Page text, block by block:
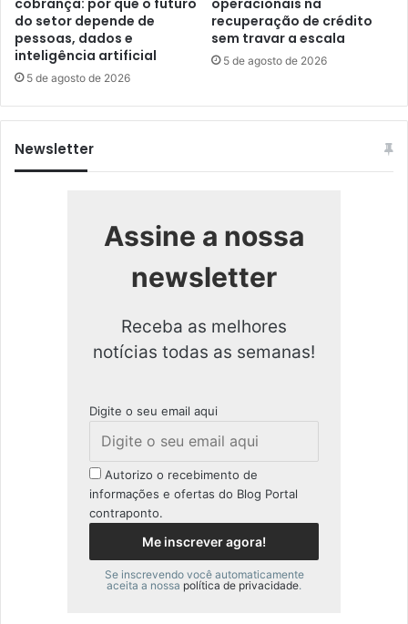
cobrança: por que o futuro
do setor depende de
pessoas, dados e
inteligência artificial
5 de agosto de 2026
operacionais na
recuperação de crédito
sem travar a escala
5 de agosto de 2026
Newsletter
Assine a nossa
newsletter
Receba as melhores
notícias todas as semanas!
Digite o seu email aqui
Autorizo o recebimento de
informações e ofertas do Blog Portal
contraponto.
Se inscrevendo você automaticamente
aceita a nossa política de privacidade.